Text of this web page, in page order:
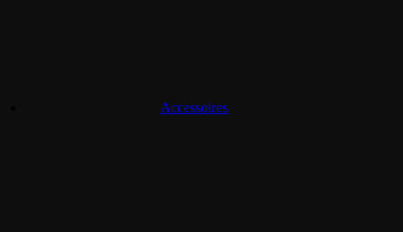
Accessoires